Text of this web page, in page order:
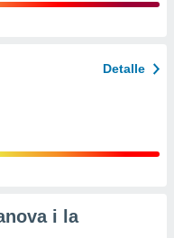
Detalle
i la